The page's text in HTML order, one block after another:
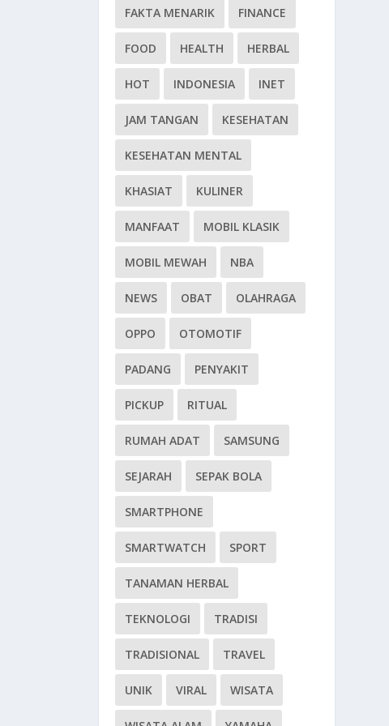
FAKTA MENARIK FINANCE
FOOD HEALTH HERBAL
HOT INDONESIA INET
JAM TANGAN KESEHATAN
KESEHATAN MENTAL
KHASIAT KULINER
MANFAAT MOBIL KLASIK
MOBIL MEWAH NBA
NEWS OBAT OLAHRAGA
OPPO OTOMOTIF
PADANG PENYAKIT
PICKUP RITUAL
RUMAH ADAT SAMSUNG
SEJARAH SEPAK BOLA
SMARTPHONE
SMARTWATCH SPORT
TANAMAN HERBAL
TEKNOLOGI TRADISI
TRADISIONAL TRAVEL
UNIK VIRAL WISATA